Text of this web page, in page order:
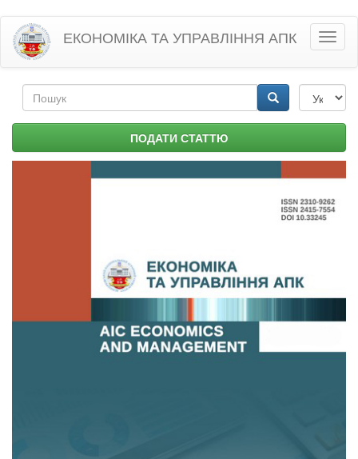
Перейти
основного
матеріалу
ЕКОНОМІКА ТА УПРАВЛІННЯ АПК
Пошукова
форма ПОДАТИ СТАТТЮ